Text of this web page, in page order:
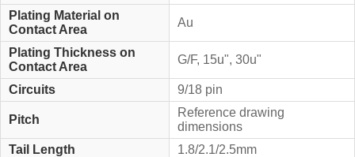
Plating Material on
Contact Area
Au
Plating Thickness on
Contact Area
G/F, 15u", 30u"
Circuits 9/18 pin
Pitch
Reference drawing
dimensions
Tail Length
1.8/2.1/2.5mm